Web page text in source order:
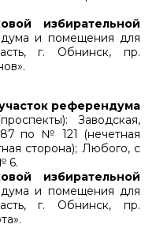
избирательной
и помещения для
г. Обнинск, пр.
референдума
Заводская,
по № 121 (нечетная
сторона); Любого, с
6.
избирательной
и помещения для
г. Обнинск, пр.